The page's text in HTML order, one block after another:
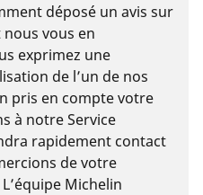
déposé un avis sur
vous en
exprimez une
de l’un de nos
pris en compte votre
à notre Service
rapidement contact
de votre
Michelin